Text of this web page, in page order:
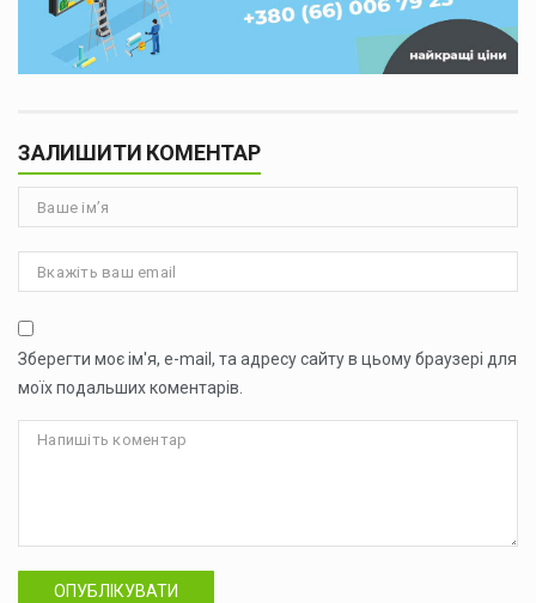
ЗАЛИШИТИ КОМЕНТАР
Зберегти моє ім'я, e-mail, та адресу сайту в цьому браузері для
моїх подальших коментарів.
ОПУБЛІКУВАТИ